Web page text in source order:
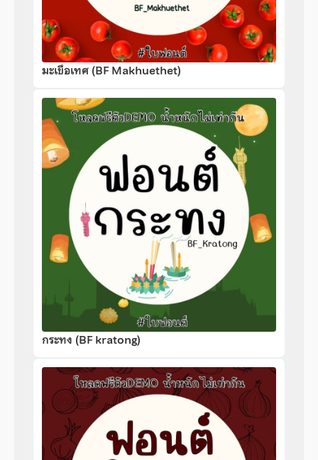
มะเขือเทศ (BF Makhuethet)
กระทง (BF kratong)